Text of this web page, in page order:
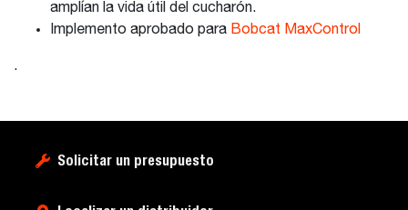
amplían la vida útil del cucharón.
Implemento aprobado para Bobcat MaxControl
.
Solicitar un presupuesto